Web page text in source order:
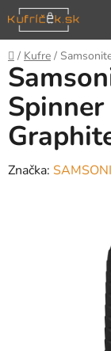
Prejsť
na
obsah
Domov
/ Kufre /
Značka: